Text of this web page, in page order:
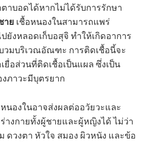
าบอดได้หากไม่ได้รับการรักษา
าย เชื้อหนองในสามารถแพร่
ยังหลอดเก็บอสุจิ ทำให้เกิดอาการ
วมบริเวณอัณฑะ การติดเชื้อนี้จะ
ยื่อส่วนที่ติดเชื้อเป็นแผล ซึ่งเป็น
งภาวะมีบุตรยาก
นองในอาจส่งผลต่ออวัยวะและ
างกายทั้งผู้ชายและผู้หญิงได้ ไม่ว่า
ดวงตา หัวใจ สมอง ผิวหนัง และข้อ